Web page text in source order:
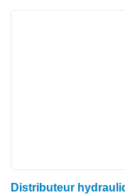
Distributeur